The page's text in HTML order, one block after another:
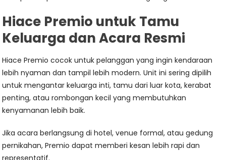
Hiace Premio untuk Tamu
Keluarga dan Acara Resmi
Hiace Premio cocok untuk pelanggan yang ingin kendaraan
lebih nyaman dan tampil lebih modern. Unit ini sering dipilih
untuk mengantar keluarga inti, tamu dari luar kota, kerabat
penting, atau rombongan kecil yang membutuhkan
kenyamanan lebih baik.
Jika acara berlangsung di hotel, venue formal, atau gedung
pernikahan, Premio dapat memberi kesan lebih rapi dan
representatif.